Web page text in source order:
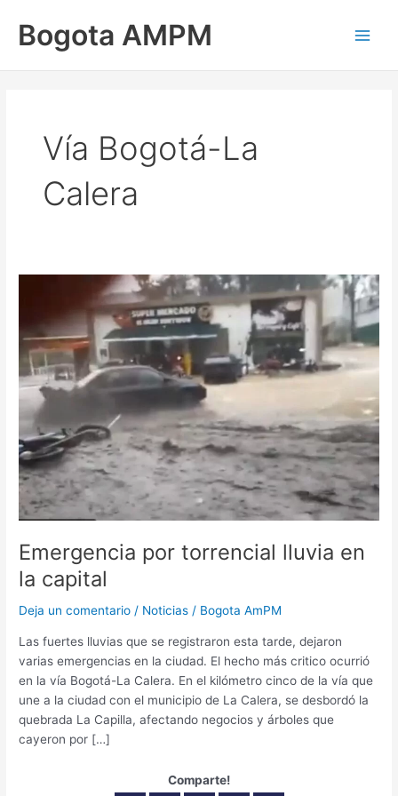
contenido
Bogota AMPM
Vía Bogotá-La
Calera
Emergencia por torrencial lluvia en
la capital
Deja un comentario / Noticias / Bogota AmPM
Las fuertes lluvias que se registraron esta tarde, dejaron
varias emergencias en la ciudad. El hecho más critico ocurrió
en la vía Bogotá-La Calera. En el kilómetro cinco de la vía que
une a la ciudad con el municipio de La Calera, se desbordó la
quebrada La Capilla, afectando negocios y árboles que
cayeron por […]
Comparte!
torrencial
lluvia
en
la
capital